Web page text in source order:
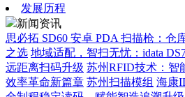
发展历程
新闻资讯
思必拓 SD60 安卓 PDA 扫描枪：仓
之选 地域适配，智扫无忧：idata
远距离扫码升级 苏州RFID技术：智
效率革命新篇章 苏州扫描模组 海康